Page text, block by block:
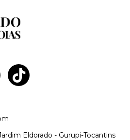
Eldorado - Gurupi-Tocantins